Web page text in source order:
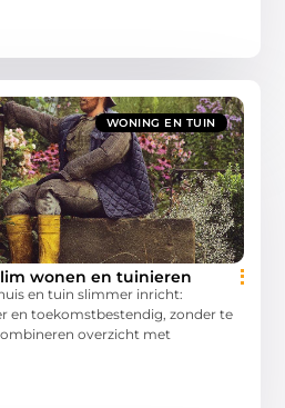
WONING EN TUIN
wonen en tuinieren
en tuin slimmer inricht:
en toekomstbestendig, zonder te
overzicht met